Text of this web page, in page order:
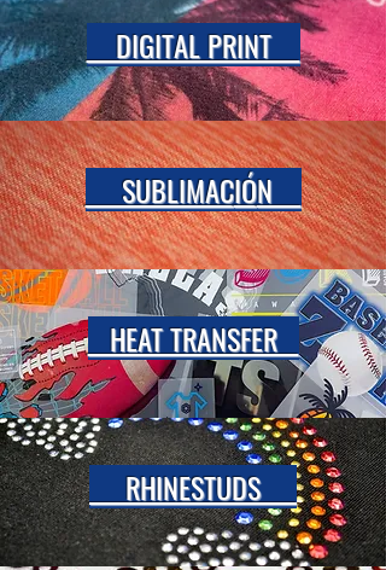
DIGITAL PRINT
SUBLIMACIÓN
HEAT TRANSFER
RHINESTUDS